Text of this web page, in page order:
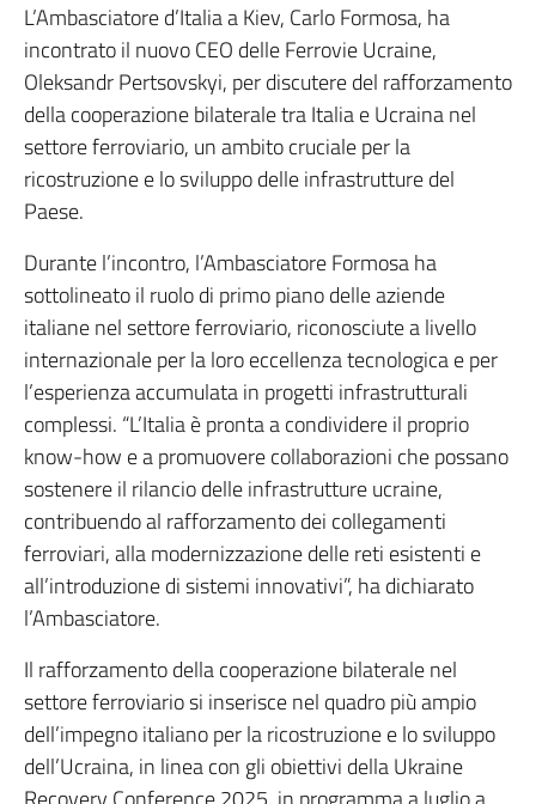
L’Ambasciatore d’Italia a Kiev, Carlo Formosa, ha
incontrato il nuovo CEO delle Ferrovie Ucraine,
Oleksandr Pertsovskyi, per discutere del rafforzamento
della cooperazione bilaterale tra Italia e Ucraina nel
settore ferroviario, un ambito cruciale per la
ricostruzione e lo sviluppo delle infrastrutture del
Paese.
Durante l’incontro, l’Ambasciatore Formosa ha
sottolineato il ruolo di primo piano delle aziende
italiane nel settore ferroviario, riconosciute a livello
internazionale per la loro eccellenza tecnologica e per
l’esperienza accumulata in progetti infrastrutturali
complessi. “L’Italia è pronta a condividere il proprio
know-how e a promuovere collaborazioni che possano
sostenere il rilancio delle infrastrutture ucraine,
contribuendo al rafforzamento dei collegamenti
ferroviari, alla modernizzazione delle reti esistenti e
all’introduzione di sistemi innovativi”, ha dichiarato
l’Ambasciatore.
Il rafforzamento della cooperazione bilaterale nel
settore ferroviario si inserisce nel quadro più ampio
dell’impegno italiano per la ricostruzione e lo sviluppo
dell’Ucraina, in linea con gli obiettivi della Ukraine